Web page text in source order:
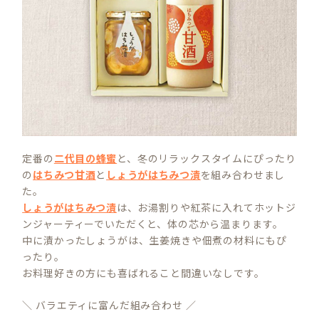
定番の 二代目の蜂蜜 と、冬のリラックスタイムにぴったり
の はちみつ甘酒と しょうがはちみつ漬を組み合わせまし
た。
しょうがはちみつ漬は、お湯割りや紅茶に入れてホットジ
ンジャーティーでいただくと、体の芯から温まります。
中に漬かったしょうがは、生姜焼きや佃煮の材料にもぴ
ったり。
お料理好きの方にも喜ばれること間違いなしです。
＼ バラエティに富んだ組み合わせ ／